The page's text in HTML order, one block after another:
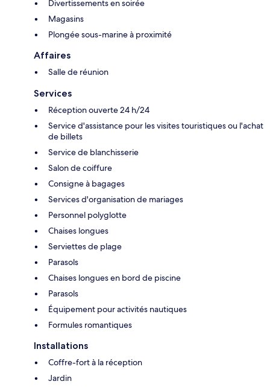
Divertissements en soirée
Magasins
Plongée sous-marine à proximité
Affaires
Salle de réunion
Services
Réception ouverte 24 h/24
Service d'assistance pour les visites touristiques ou l'achat
de billets
Service de blanchisserie
Salon de coiffure
Consigne à bagages
Services d'organisation de mariages
Personnel polyglotte
Chaises longues
Serviettes de plage
Parasols
Chaises longues en bord de piscine
Parasols
Équipement pour activités nautiques
Formules romantiques
Installations
Coffre-fort à la réception
Jardin